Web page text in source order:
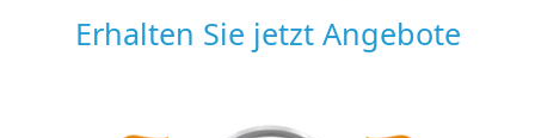
Erhalten Sie jetzt Angebote